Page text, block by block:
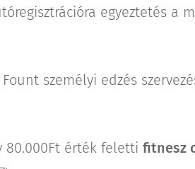
egyeztetés a
személyi edzés
80.000Ft érték feletti fitnesz